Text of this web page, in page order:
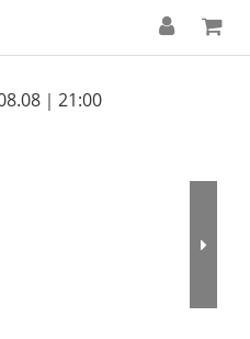
｜21:00